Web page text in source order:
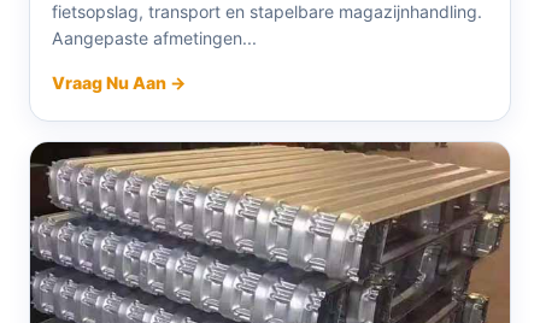
fietsopslag, transport en stapelbare magazijnhandling.
Aangepaste afmetingen...
Vraag Nu Aan →